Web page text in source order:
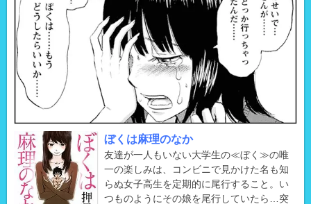
ぼくは麻理のなか
友達が一人もいない大学生の≪ぼく≫の唯
一の楽しみは、コンビニで見かけた名も知
らぬ女子高生を定期的に尾行すること。い
つものようにその娘を尾行していたら…突